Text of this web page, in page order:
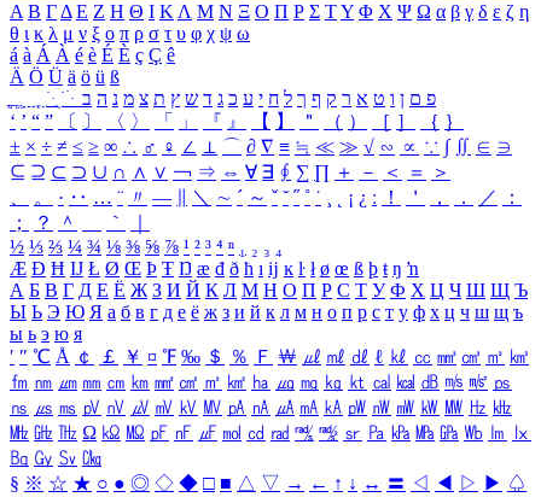
Α Β ΓΔ Ε Ζ Η Θ Ι ΚΛ Μ Ν Ξ Ο Π Ρ Σ ΤΥ Φ Χ Ψ Ω α β γ δ ε ζ η
θ ι κ λ μ ν ξ ο π ρ σ τ υ φ χ ψ ω
á à Á À é è É È ç Ç ê
Ä Ö Ü ä ö ü ß
ִֶֹ ֻּ ׁׂ פ ם ן ו ט א ר ק ף ך ל ח י ע כ ג ד ש ץ ת צ מ נ ה ב
‘ ’ “ ” 〔 〕 〈 〉 「 」 『 』 【 】 ＂ （ ） ［ ］ ｛ ｝
± × ÷ ≠ ≤ ≥ ∞ ∴ ♂ ♀ ∠ ⊥ ⌒ ∂ ∇ ≡ ≒ ≪ ≫ √ ∽ ∝ ∵ ∫ ∬ ∈ ∋
⊆ ⊇ ⊂ ⊃ ∪ ∩ ∧ ∨ ￢ ⇒ ⇔ ∀ ∃ ∮ ∑ ∏ ＋ － ＜ ＝
＞
、
。 · ‥ … ¨ 〃 ― ＼ ∼ ´ ～ ˇ ˘ ˝ ˚ ˙ ¸ ¡ ¿ ː ！ ＇ ， ． ／
：
；
？ ＾ ｀
½ ⅓ ⅔ ¼ ¾ ⅛ ⅜ ⅝ ⅞ ¹ ² ³ ⁴ ⁿ ₁ ₂ ₃ ₄
Æ Ð Ħ Ĳ Ł Ø Œ Þ Ŧ Ŋ æ đ ð ħ ı ĳ ĸ ŀ ł ø œ ß þ ŧ ŋ ŉ
А Б В Г Д Е Ё Ж З И Й К Л М Н О П Р С Т У Ф Х Ц Ч Ш Щ Ъ
Ы Ь Э Ю Я а б в г д е ё ж з и й к л м н о п р с т у ф х ц ч ш щ ъ
ы ь э ю я
′ ″ ℃ Å ￠ ￡ ￥ ¤ ℉ ‰ ＄ ％ Ｆ ￦ ㎕ ㎖ ㎗ ℓ ㎘ ㏄ ㎣ ㎤ ㎥ ㎦
㎙ ㎚ ㎛ ㎜ ㎝ ㎞ ㎟ ㎠ ㎡ ㎢ ㏊ ㎍ ㎎ ㎏ ㏏ ㎈ ㎉ ㏈ ㎧ ㎨ ㎰
㎱ ㎲ ㎳ ㎴ ㎵ ㎶ ㎷ ㎸ ㎹ ㎀ ㎁ ㎂ ㎃ ㎄ ㎺ ㎻ ㎽ ㎾ ㎿ ㎐ ㎑
㎒ ㎓ ㎔ Ω ㏀ ㏁ ㎊ ㎋ ㎌ ㏖ ㏅ ㎭ ㎮ ㎯ ㏛ ㎩ ㎪ ㎫ ㎬ ㏝ ㏐
㏓
㏃ ㏉ ㏜ ㏆
§ ※ ☆ ★ ○ ● ◎ ◇ ◆ □ ■ △ ▽ → ← ↑ ↓ ↔ 〓 ◁ ◀ ▷ ▶ ♤